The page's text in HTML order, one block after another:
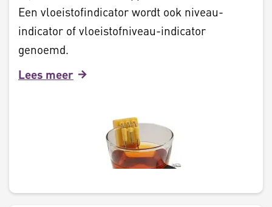
Een vloeistofindicator wordt ook niveau-
indicator of vloeistofniveau-indicator
genoemd.
Lees meer